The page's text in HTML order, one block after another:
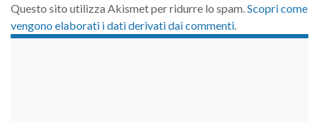
Questo sito utilizza Akismet per ridurre lo spam. Scopri come
vengono elaborati i dati derivati dai commenti